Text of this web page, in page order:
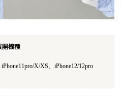
開機種
X/XS、iPhone12/12pro